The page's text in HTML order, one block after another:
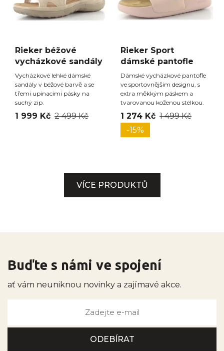
Rieker béžové
vycházkové sandály
Vycházkové lehké dámské
sandály v béžové barvě a se
třemi upínacími pásky na
suchý zip.
1 999 Kč 2 499 Kč
Rieker Sport
dámské pantofle
Dámské vycházkové pantofle
ve sportovnějším designu, s
extra měkkým páskem a
tvarovanou koženou stélkou.
1 274 Kč 1 499 Kč
-15%
VÍCE PRODUKTŮ
Buďte s námi ve spojení
ať vám neuniknou novinky a zajímavé akce.